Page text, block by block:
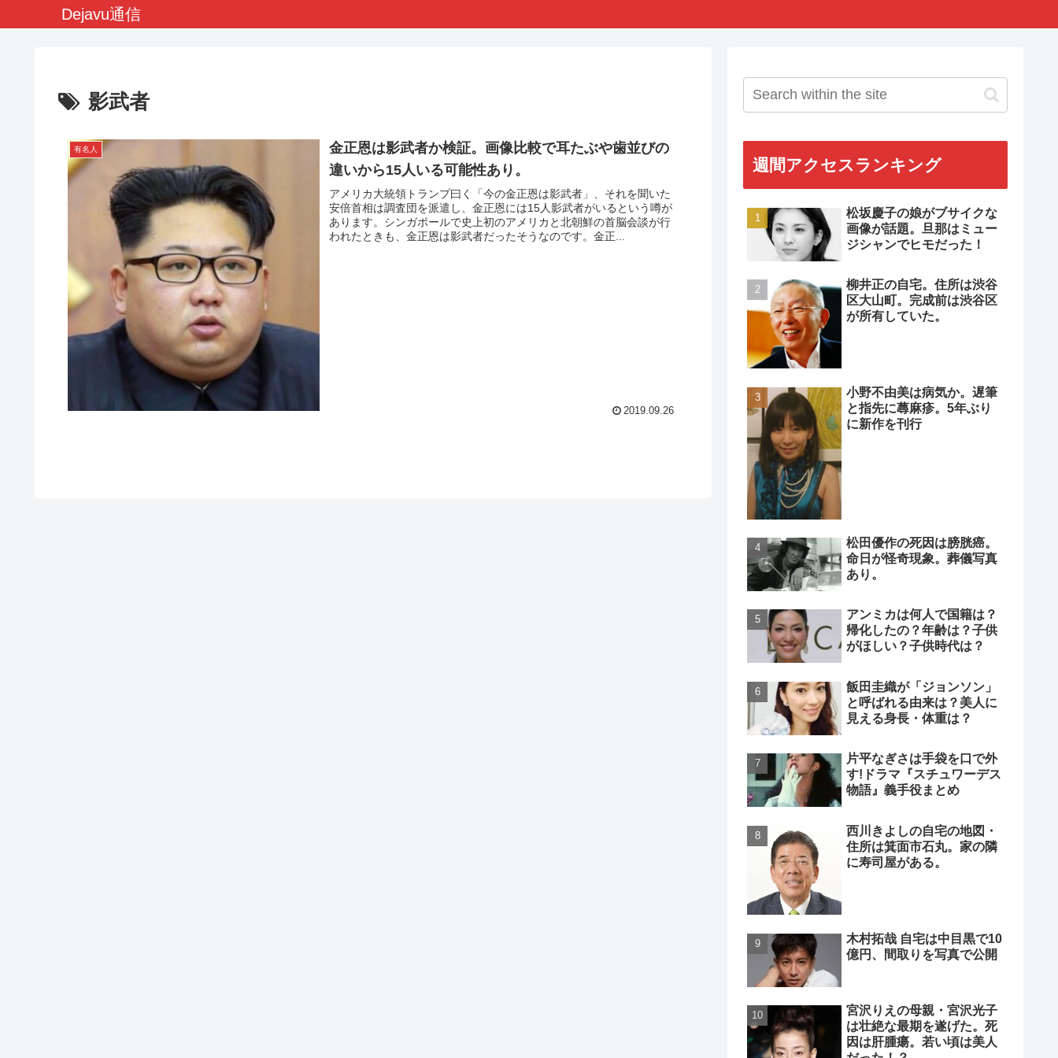
Dejavu通信
影武者
有名人
金正恩は影武者か検証。画像比較で耳たぶや歯並びの
違いから15人いる可能性あり。
アメリカ大統領トランプ曰く「今の金正恩は影武者」、それを聞いた
安倍首相は調査団を派遣し、金正恩には15人影武者がいるという噂が
あります。シンガポールで史上初のアメリカと北朝鮮の首脳会談が行
われたときも、金正恩は影武者だったそうなのです。金正...
2019.09.26
週間アクセスランキング
松坂慶子の娘がブサイクな
画像が話題。旦那はミュー
ジシャンでヒモだった！
柳井正の自宅。住所は渋谷
区大山町。完成前は渋谷区
が所有していた。
小野不由美は病気か。遅筆
と指先に蕁麻疹。5年ぶり
に新作を刊行
松田優作の死因は膀胱癌。
命日が怪奇現象。葬儀写真
あり。
アンミカは何人で国籍は？
帰化したの？年齢は？子供
がほしい？子供時代は？
飯田圭織が「ジョンソン」
と呼ばれる由来は？美人に
見える身長・体重は？
片平なぎさは手袋を口で外
す!ドラマ『スチュワーデス
物語』義手役まとめ
西川きよしの自宅の地図・
住所は箕面市石丸。家の隣
に寿司屋がある。
木村拓哉 自宅は中目黒で10
億円、間取りを写真で公開
宮沢りえの母親・宮沢光子
は壮絶な最期を遂げた。死
因は肝腫瘍。若い頃は美人